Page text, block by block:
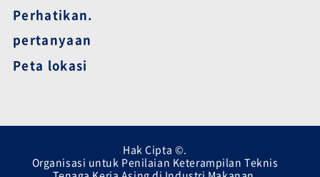
Perhatikan.
pertanyaan
Peta lokasi
Hak Cipta ©.
Organisasi untuk Penilaian Keterampilan Teknis